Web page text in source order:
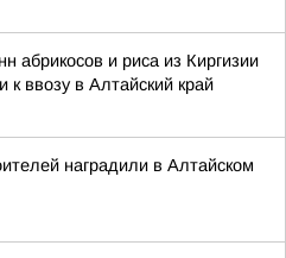
абрикосов и риса из Киргизии
к ввозу в Алтайский край
наградили в Алтайском